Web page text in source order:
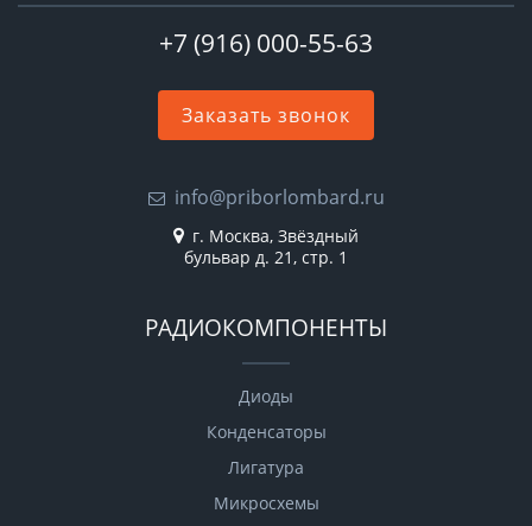
+7 (916) 000-55-63
Заказать звонок
info@priborlombard.ru
г. Москва, Звёздный
бульвар д. 21, стр. 1
РАДИОКОМПОНЕНТЫ
Диоды
Конденсаторы
Лигатура
Микросхемы